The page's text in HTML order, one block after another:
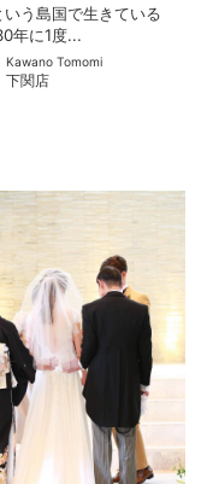
いう島国で生きている
年に1度...
Kawano Tomomi
下関店